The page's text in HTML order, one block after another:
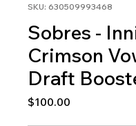
SKU: 630509993468
Sobres -
Crimson
Draft
$100.00